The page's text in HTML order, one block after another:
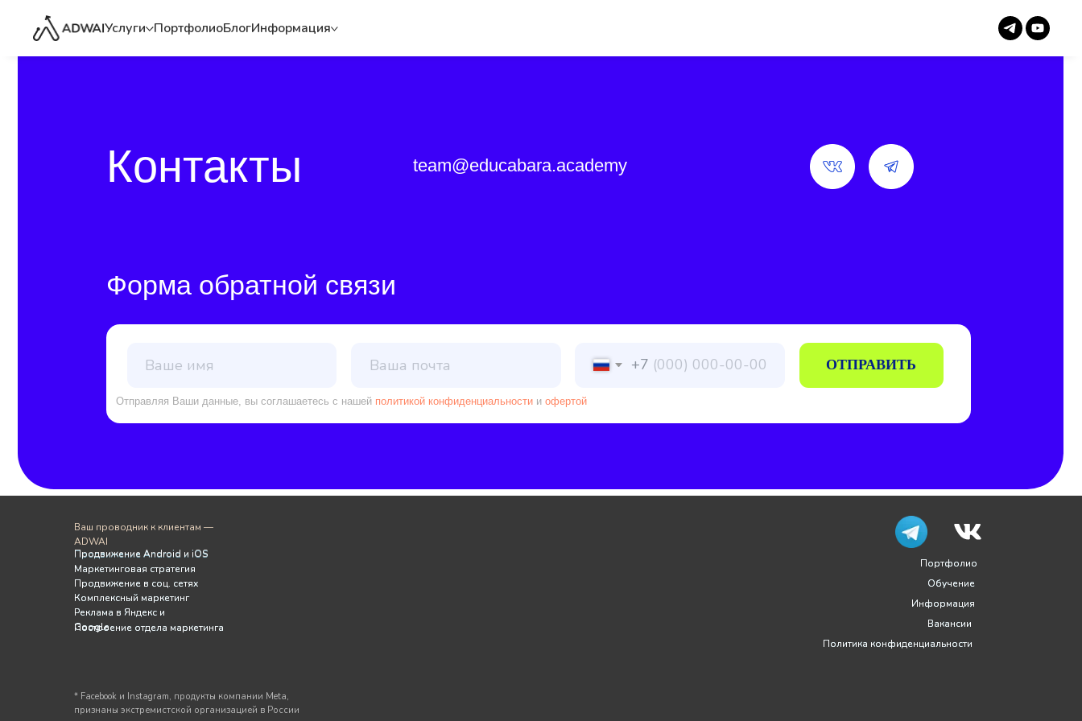
Услуги ПортфолиоБлогИнформация
Контакты
+7 ОТПРАВИТЬ
Отправляя Ваши данные, вы соглашаетесь с нашей политикой конфиденциальности
Продвижение в соц. сетях
Комплексный маркетинг
Реклама в Яндекс и
Google
Построение отдела маркетинга
Портфолио
Обучение
Информация
Вакансии
Ваш проводник к клиентам —
ADWAI
Политика конфиденциальности
Продвижение в соц. сетях
Комплексный маркетинг
Реклама в Яндекс и
Google
Построение отдела маркетинга
Портфолио
Обучение
Информация
Вакансии
Политика конфиденциальности
Продвижение Android и iOS
Маркетинговая стратегия
Продвижение Android и iOS
Маркетинговая стратегия
* Facebook и Instagram, продукты компании Meta,
признаны экстремистской организацией в России